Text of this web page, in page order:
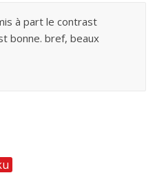
à part le contrast
bonne. bref, beaux